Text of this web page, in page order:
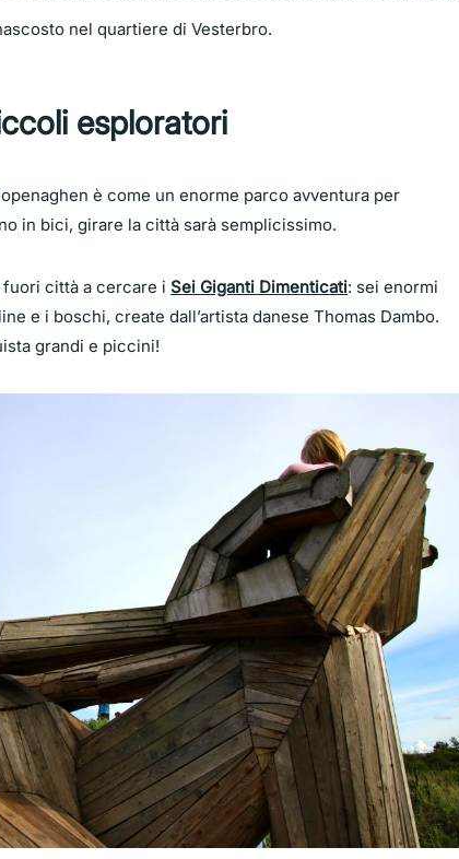
nel quartiere di Vesterbro.
esploratori
è come un enorme parco avventura per
in bici, girare la città sarà semplicissimo.
fuori città a cercare i Sei Giganti Dimenticati: sei enormi
e i boschi, create dall’artista danese Thomas Dambo.
grandi e piccini!